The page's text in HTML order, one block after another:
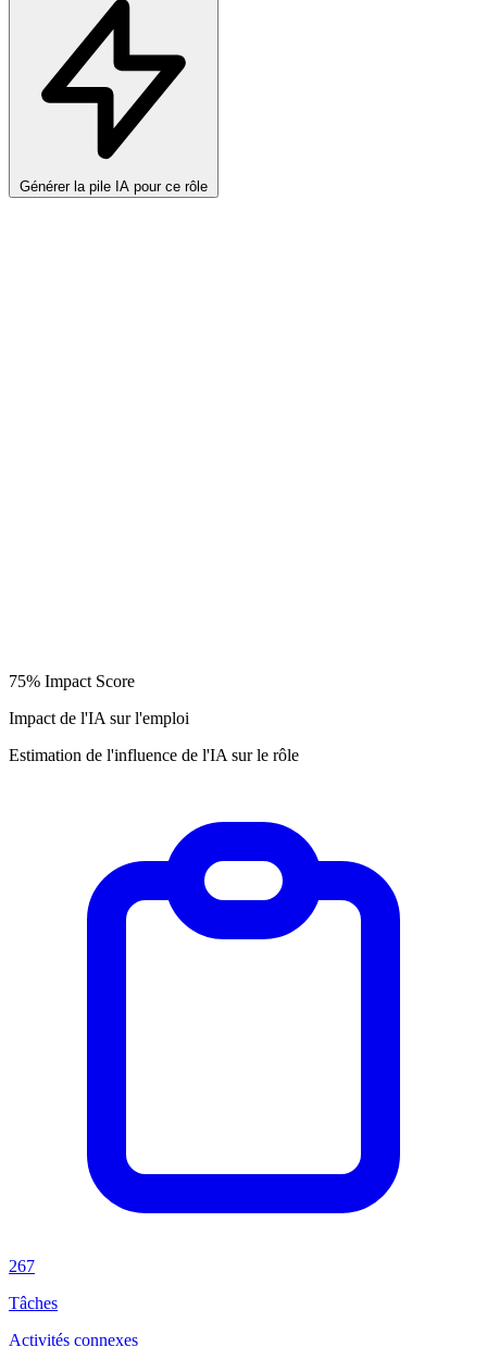
Générer la pile IA pour ce rôle
75% Impact Score
Impact de l'IA sur l'emploi
Estimation de l'influence de l'IA sur le rôle
267
Tâches
Activités connexes